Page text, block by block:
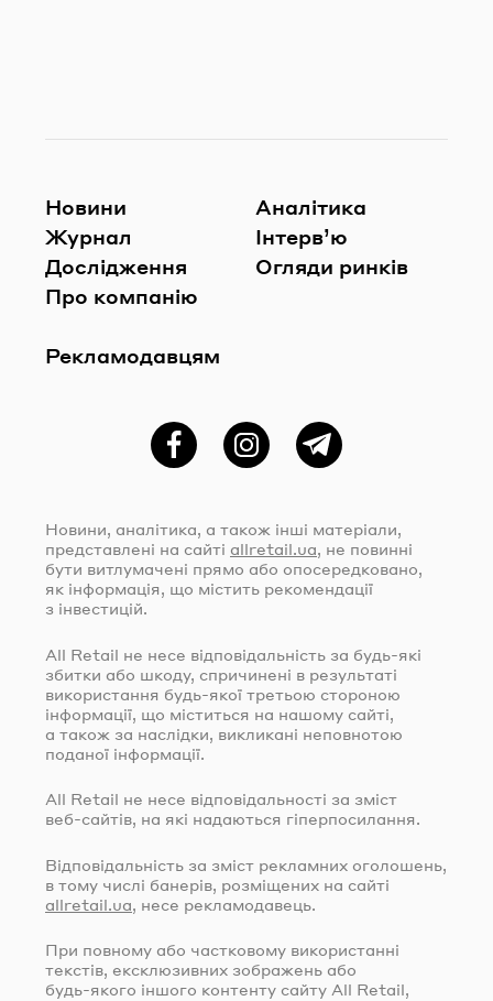
Новини
Журнал
Дослідження
Про компанію
Рекламодавцям
Аналітика
Інтерв’ю
Огляди ринків
ФейсбукInstagramTelegram
Новини, аналітика, а також інші матеріали,
представлені на сайті allretail.ua, не повинні
бути витлумачені прямо або опосередковано,
як інформація, що містить рекомендації
з інвестицій.
All Retail не несе відповідальність за будь-які
збитки або шкоду, спричинені в результаті
використання будь-якої третьою стороною
інформації, що міститься на нашому сайті,
а також за наслідки, викликані неповнотою
поданої інформації.
All Retail не несе відповідальності за зміст
веб-сайтів, на які надаються гіперпосилання.
Відповідальність за зміст рекламних оголошень,
в тому числі банерів, розміщених на сайті
allretail.ua , несе рекламодавець.
При повному або частковому використанні
текстів, ексклюзивних зображень або
будь-якого іншого контенту сайту All Retail,